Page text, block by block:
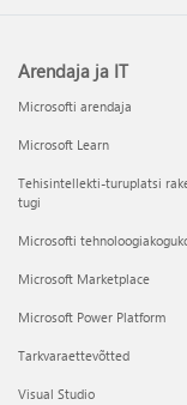
Arendaja ja IT
Microsofti arendaja
Microsoft Learn
Tehisintellekti-turuplatsi
tugi
Microsofti
Microsoft Marketplace
Microsoft Power Platform
Tarkvaraettevõtted
Visual Studio